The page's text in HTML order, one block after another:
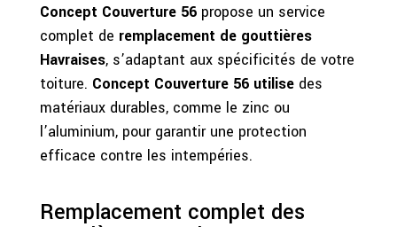
Concept Couverture 56propose un service
complet de remplacement de gouttières
Havraises, s’adaptant aux spécificités de votre
toiture. Concept Couverture 56 utilise des
matériaux durables, comme le zinc ou
l’aluminium, pour garantir une protection
efficace contre les intempéries.
Remplacement complet des